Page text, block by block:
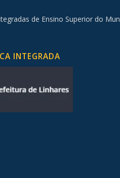
de Ensino Superior do
INTEGRADA